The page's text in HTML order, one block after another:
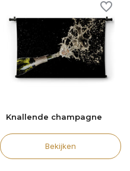
Knallende champagne
Bekijken